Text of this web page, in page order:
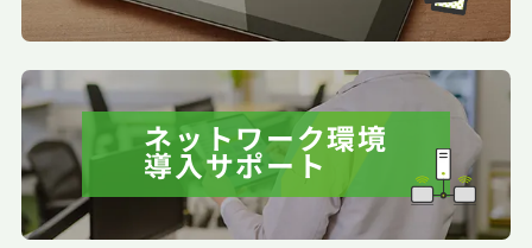
ネットワーク環境
導入サポート